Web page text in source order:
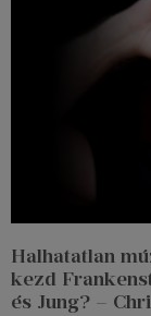
Halhatatlan
kezd
és Jung? –